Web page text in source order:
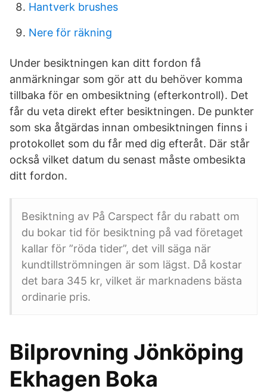
Hantverk brushes
Nere för räkning
Under besiktningen kan ditt fordon få
anmärkningar som gör att du behöver komma
tillbaka för en ombesiktning (efterkontroll). Det
får du veta direkt efter besiktningen. De punkter
som ska åtgärdas innan ombesiktningen finns i
protokollet som du får med dig efteråt. Där står
också vilket datum du senast måste ombesikta
ditt fordon.
Besiktning av På Carspect får du rabatt om
du bokar tid för besiktning på vad företaget
kallar för ”röda tider”, det vill säga när
kundtillströmningen är som lägst. Då kostar
det bara 345 kr, vilket är marknadens bästa
ordinarie pris.
Bilprovning Jönköping
Ekhagen Boka